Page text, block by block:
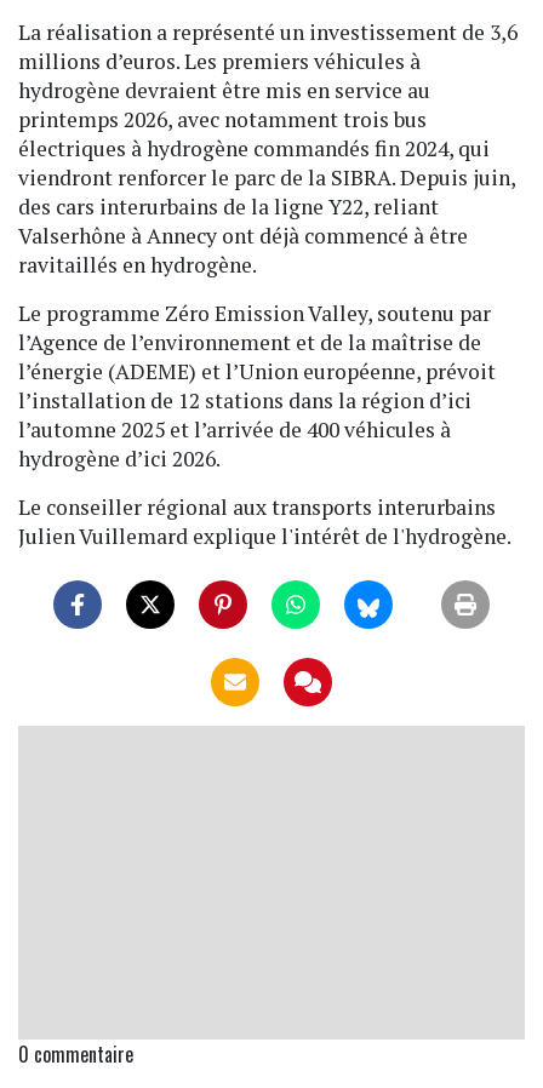
La réalisation a représenté un investissement de 3,6
millions d’euros. Les premiers véhicules à
hydrogène devraient être mis en service au
printemps 2026, avec notamment trois bus
électriques à hydrogène commandés fin 2024, qui
viendront renforcer le parc de la SIBRA. Depuis juin,
des cars interurbains de la ligne Y22, reliant
Valserhône à Annecy ont déjà commencé à être
ravitaillés en hydrogène.
Le programme Zéro Emission Valley, soutenu par
l’Agence de l’environnement et de la maîtrise de
l’énergie (ADEME) et l’Union européenne, prévoit
l’installation de 12 stations dans la région d’ici
l’automne 2025 et l’arrivée de 400 véhicules à
hydrogène d’ici 2026.
Le conseiller régional aux transports interurbains
Julien Vuillemard explique l'intérêt de l'hydrogène.
0 commentaire